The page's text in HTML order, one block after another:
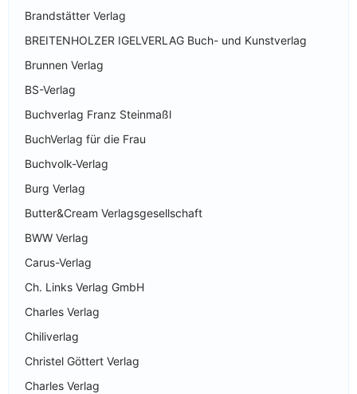
Brandstätter Verlag
BREITENHOLZER IGELVERLAG Buch- und Kunstverlag
Brunnen Verlag
BS-Verlag
Buchverlag Franz Steinmaßl
BuchVerlag für die Frau
Buchvolk-Verlag
Burg Verlag
Butter&Cream Verlagsgesellschaft
BWW Verlag
Carus-Verlag
Ch. Links Verlag GmbH
Charles Verlag
Chiliverlag
Christel Göttert Verlag
Charles Verlag